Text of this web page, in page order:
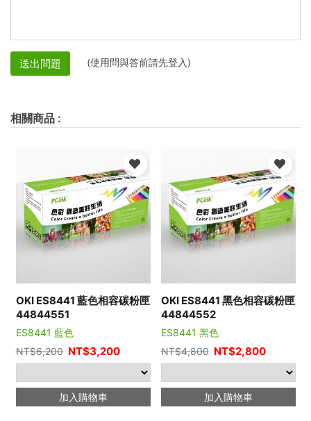
送出問題 (使用問與答前請先登入)
相關商品 :
OKI ES8441 藍色相容碳粉匣
44844551
ES8441 藍色
NT$6,200 NT$3,200
加入購物車
OKI ES8441 黑色相容碳粉匣
44844552
ES8441 黑色
NT$4,800 NT$2,800
加入購物車